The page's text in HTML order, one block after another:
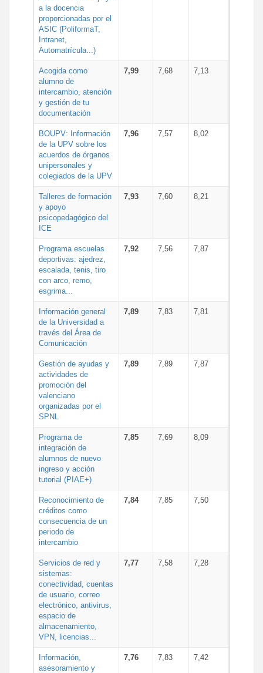
a la docencia
proporcionadas por el
ASIC (PoliformaT,
Intranet,
Automatrícula...)
Acogida como
alumno de
intercambio, atención
y gestión de tu
documentación
7,99 7,68 7,13
BOUPV: Información
de la UPV sobre los
acuerdos de órganos
unipersonales y
colegiados de la UPV
7,96 7,57 8,02
Talleres de formación
y apoyo
psicopedagógico del
ICE
7,93 7,60 8,21
Programa escuelas
deportivas: ajedrez,
escalada, tenis, tiro
con arco, remo,
esgrima...
7,92 7,56 7,87
Información general
de la Universidad a
través del Área de
Comunicación
7,89 7,83 7,81
Gestión de ayudas y
actividades de
promoción del
valenciano
organizadas por el
SPNL
7,89 7,89 7,87
Programa de
integración de
alumnos de nuevo
ingreso y acción
tutorial (PIAE+)
7,85 7,69 8,09
Reconocimiento de
créditos como
consecuencia de un
periodo de
intercambio
7,84 7,85 7,50
Servicios de red y
sistemas:
conectividad, cuentas
de usuario, correo
electrónico, antivirus,
espacio de
almacenamiento,
VPN, licencias...
7,77 7,58 7,28
Información,
asesoramiento y
7,76 7,83 7,42